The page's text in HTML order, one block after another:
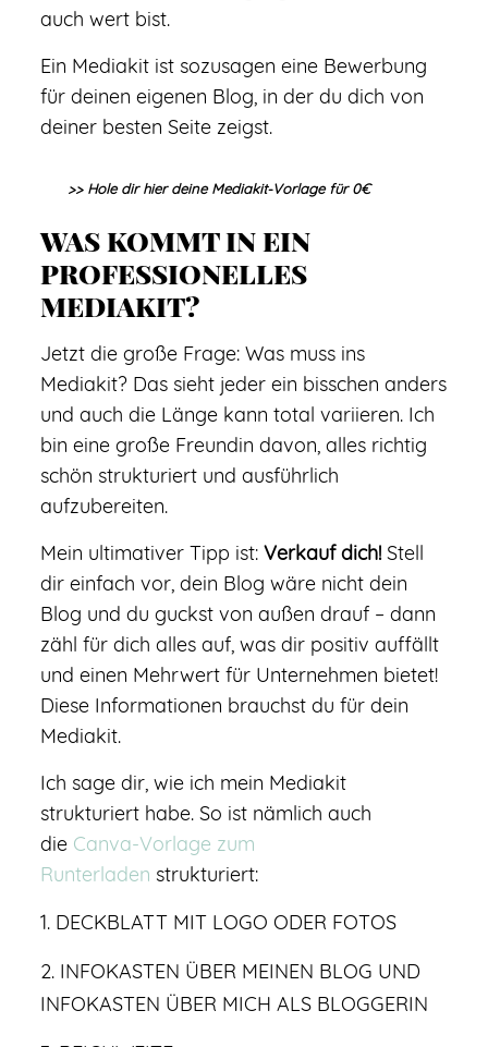
auch wert bist.
Ein Mediakit ist sozusagen eine Bewerbung
für deinen eigenen Blog, in der du dich von
deiner besten Seite zeigst.
>> Hole dir hier deineMediakit-Vorlage für 0€
WAS KOMMT IN EIN
PROFESSIONELLES
MEDIAKIT?
Jetzt die große Frage: Was muss ins
Mediakit? Das sieht jeder ein bisschen anders
und auch die Länge kann total variieren. Ich
bin eine große Freundin davon, alles richtig
schön strukturiert und ausführlich
aufzubereiten.
Mein ultimativer Tipp ist: Verkauf dich!Stell
dir einfach vor, dein Blog wäre nicht dein
Blog und du guckst von außen drauf – dann
zähl für dich alles auf, was dir positiv auffällt
und einen Mehrwert für Unternehmen bietet!
Diese Informationen brauchst du für dein
Mediakit.
Ich sage dir, wie ich mein Mediakit
strukturiert habe. So ist nämlich auch
die Canva-Vorlage zum
Runterladen strukturiert:
1. DECKBLATT MIT LOGO ODER FOTOS
2. INFOKASTEN ÜBER MEINEN BLOG UND
INFOKASTEN ÜBER MICH ALS BLOGGERIN